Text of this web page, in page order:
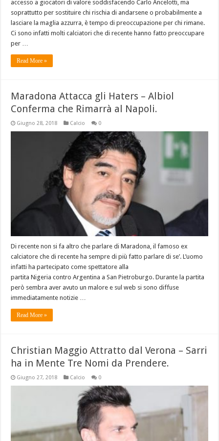
accesso a giocatori di valore soddisfacendo Carlo Ancelotti, ma
soprattutto per sostituire chi rischia di andarsene o probabilmente a
lasciare la maglia azzurra, è tempo di preoccupazione per chi rimane.
Ci sono infatti molti calciatori che di recente hanno fatto preoccupare
per …
Read More »
Maradona Attacca gli Haters – Albiol
Conferma che Rimarrà al Napoli.
Giugno 28, 2018 Calcio 0
Di recente non si fa altro che parlare di Maradona, il famoso ex
calciatore che di recente ha sempre di più fatto parlare di se’. L’uomo
infatti ha partecipato come spettatore alla
partita Nigeria contro Argentina a San Pietroburgo. Durante la partita
però sembra aver avuto un malore e sul web si sono diffuse
immediatamente notizie …
Read More »
Christian Maggio Attratto dal Verona – Sarri
ha in Mente Tre Nomi da Prendere.
Giugno 27, 2018 Calcio 0